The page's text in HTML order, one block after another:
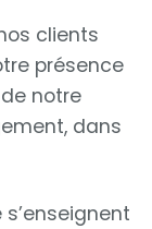
clients
présence
notre
dans